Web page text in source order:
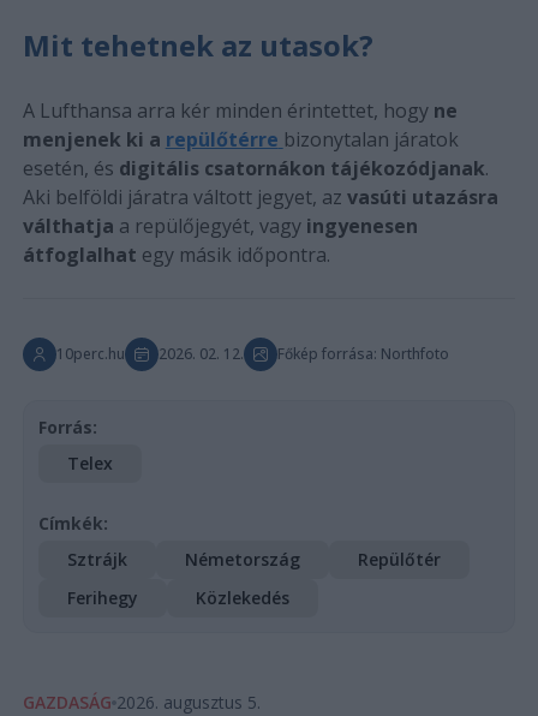
Mit tehetnek az utasok?
A Lufthansa arra kér minden érintettet, hogy ne
menjenek ki a repülőtérre bizonytalan járatok
esetén, és digitális csatornákon tájékozódjanak.
Aki belföldi járatra váltott jegyet, az vasúti utazásra
válthatja a repülőjegyét, vagy ingyenesen
átfoglalhat egy másik időpontra.
10perc.hu 2026. 02. 12. Főkép forrása: Northfoto
Forrás:
Telex
Címkék:
Sztrájk
Németország
Repülőtér
Ferihegy
Közlekedés
GAZDASÁG 2026. augusztus 5.